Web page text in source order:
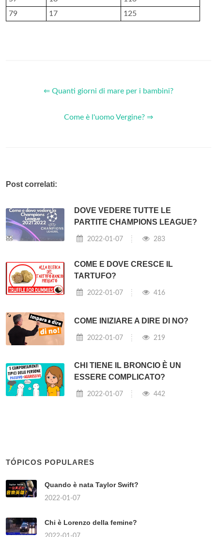
79
17 125
⇐ Quanti giorni di mare per i bambini?
Come è l'uomo Vergine? ⇒
Post correlati:
DOVE VEDERE TUTTE LE
PARTITE CHAMPIONS LEAGUE?
2022-01-07 283
COME E DOVE CRESCE IL
TARTUFO?
2022-01-07 416
COME INIZIARE A DIRE DI NO?
2022-01-07 219
CHI TIENE IL BRONCIO È UN
ESSERE COMPLICATO?
2022-01-07 442
TÓPICOS POPULARES
Quando è nata Taylor Swift?
2022-01-07
Chi è Lorenzo della femine?